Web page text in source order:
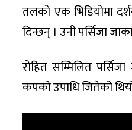
तलको एक भिडियोमा
दिन्छन् । उनी पर्सिजा
रोहित सम्मिलित
कपको उपाधि जितेको